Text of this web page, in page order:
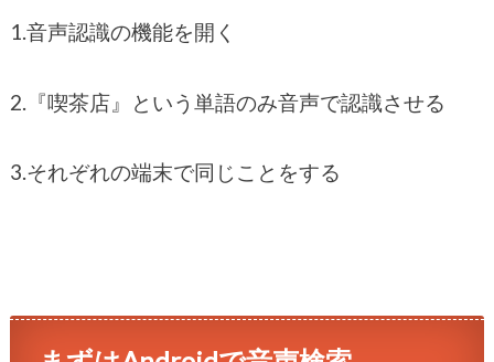
1.音声認識の機能を開く
2.『喫茶店』という単語のみ音声で認識させる
3.それぞれの端末で同じことをする